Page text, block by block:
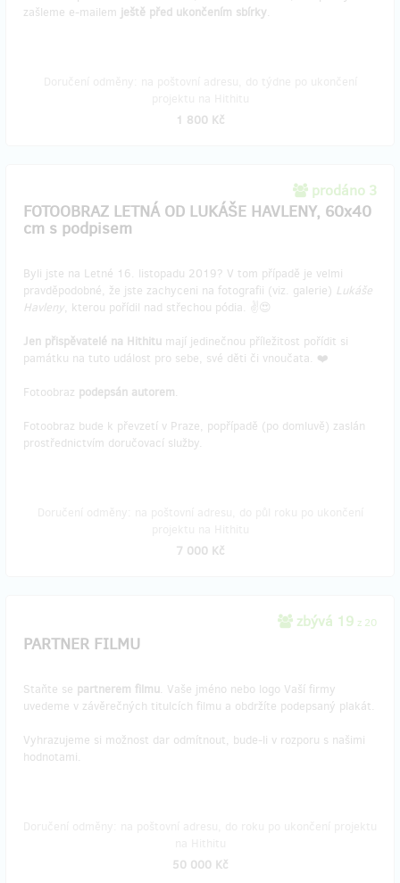
zašleme e-mailem ještě před ukončením sbírky.
1 800 Kč
prodáno 3
FOTOOBRAZ LETNÁ OD LUKÁŠE HAVLENY, 60x40
cm s podpisem
Byli jste na Letné 16. listopadu 2019? V tom případě je velmi
pravděpodobné, že jste zachyceni na fotografii (viz. galerie) Lukáše
Havleny, kterou pořídil nad střechou pódia. ✌️😍
Jen přispěvatelé na Hithitu mají jedinečnou příležitost pořídit si
památku na tuto událost pro sebe, své děti či vnoučata. ❤️
Fotoobraz podepsán autorem.
Fotoobraz bude k převzetí v Praze, popřípadě (po domluvě) zaslán
prostřednictvím doručovací služby.
7 000 Kč
zbývá 19 z 20
PARTNER FILMU
Staňte se partnerem filmu. Vaše jméno nebo logo Vaší firmy
uvedeme v závěrečných titulcích filmu a obdržíte podepsaný plakát.
Vyhrazujeme si možnost dar odmítnout, bude-li v rozporu s našimi
hodnotami.
50 000 Kč